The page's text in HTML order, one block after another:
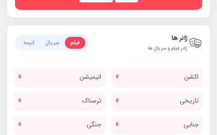
ژانر ها
ژانر فیلم و سریال ها
فیلم سریال انیمه
اکشن 0 انیمیشن 0
تاریخی 0 ترسناک 0
جنایی 0 جنگی 0